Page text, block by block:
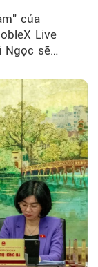
của
Live
Ngọc sẽ